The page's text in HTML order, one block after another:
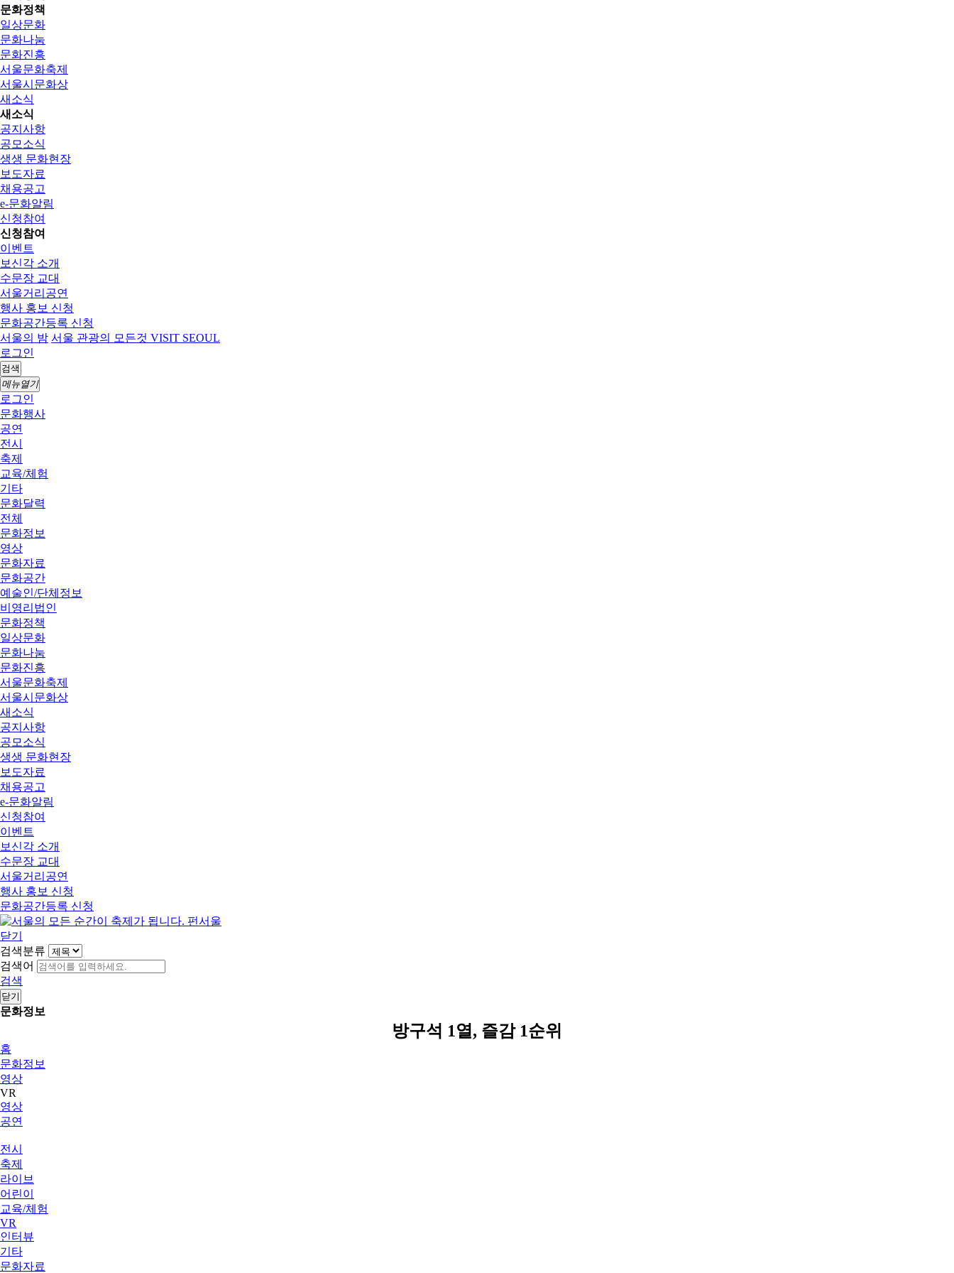
문화정책
일상문화
문화나눔
문화진흥
서울문화축제
서울시문화상
새소식
새소식
공지사항
공모소식
생생 문화현장
보도자료
채용공고
e-문화알림
신청참여
신청참여
이벤트
보신각 소개
수문장 교대
서울거리공연
행사 홍보 신청
문화공간등록 신청
서울의 밤 서울 관광의 모든것 VISIT SEOUL
로그인
검색
메뉴열기
로그인
문화행사
공연
전시
축제
교육/체험
기타
문화달력
전체
문화정보
영상
문화자료
문화공간
예술인/단체정보
비영리법인
문화정책
일상문화
문화나눔
문화진흥
서울문화축제
서울시문화상
새소식
공지사항
공모소식
생생 문화현장
보도자료
채용공고
e-문화알림
신청참여
이벤트
보신각 소개
수문장 교대
서울거리공연
행사 홍보 신청
문화공간등록 신청
닫기
검색분류
검색어
검색
닫기
문화정보
방구석 1열, 즐감 1순위
홈
문화정보
영상
VR
영상
공연
전시
축제
라이브
어린이
교육/체험
VR
인터뷰
기타
문화자료